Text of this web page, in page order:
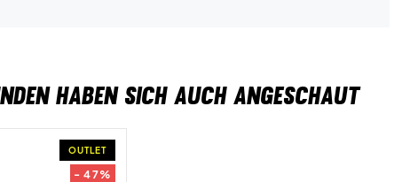
HABEN SICH AUCH ANGESCHAUT
OUTLET
- 47%